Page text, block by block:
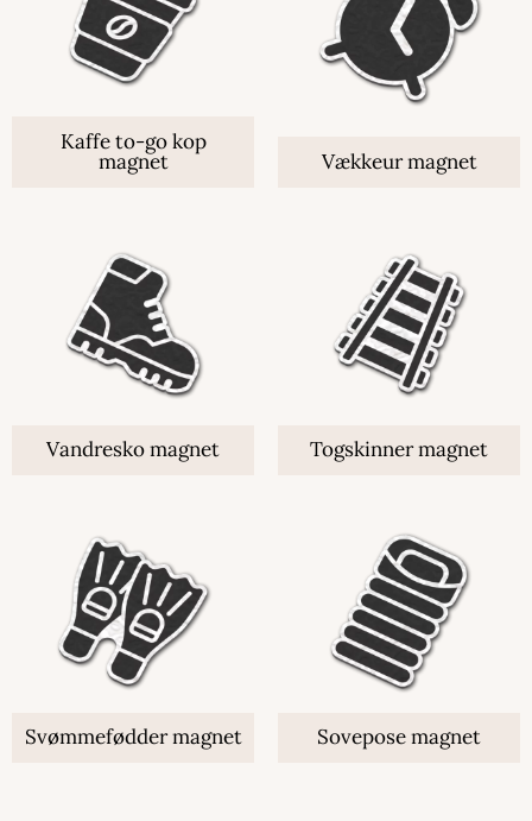
Kaffe to-go kop
magnet Vækkeur magnet
Vandresko magnet Togskinner magnet
Svømmefødder magnet Sovepose magnet